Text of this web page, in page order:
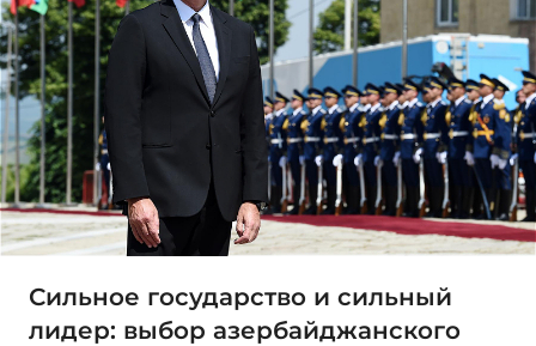
Сильное государство и сильный
лидер: выбор азербайджанского